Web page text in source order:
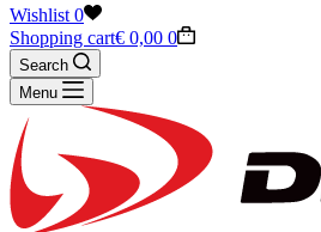
Wishlist 0
Shopping cart€ 0,00 0
Search
Menu